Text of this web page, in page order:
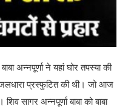
अन्नपूर्णा ने यहां घोर तपस्या की
प्रस्फुटित की थी। जो आज
सागर अन्नपूर्णा बाबा को बाबा